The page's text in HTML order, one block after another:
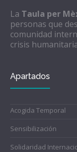
La Taula per
personas que
comunidad
crisis
Apartados
Acogida Temporal
Sensibilización
Solidaridad